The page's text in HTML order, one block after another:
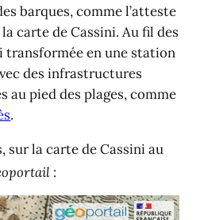
barques, comme l’atteste
carte de Cassini. Au fil des
transformée en une station
des infrastructures
au pied des plages, comme
.
sur la carte de Cassini au
: